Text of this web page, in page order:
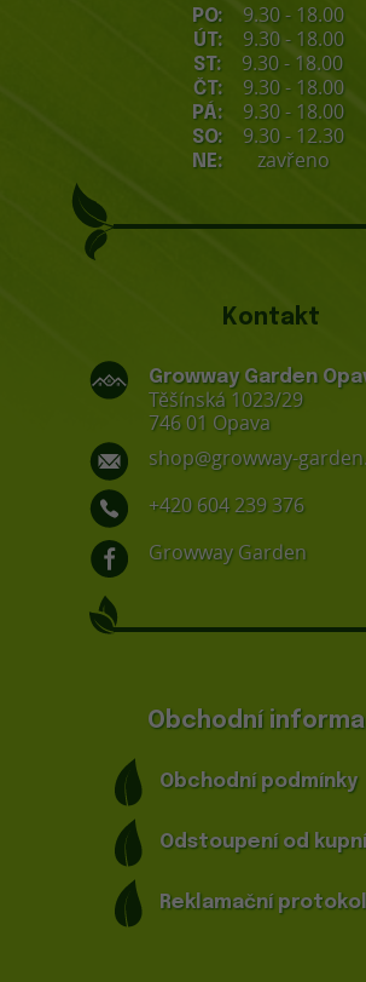
PO: 9.30 - 18.00
ÚT: 9.30 - 18.00
ST: 9.30 - 18.00
ČT: 9.30 - 18.00
PÁ: 9.30 - 18.00
SO: 9.30 - 12.30
NE: zavřeno
Kontakt
Growway Garden
Těšínská 1023/29
746 01 Opava
shop@growway-
+420 604 239 376
Growway Garden
Obchodní
Obchodní podmínky
Odstoupení od
Reklamační protokol